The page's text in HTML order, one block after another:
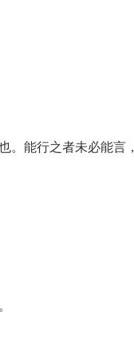
。能行之者未必能言，